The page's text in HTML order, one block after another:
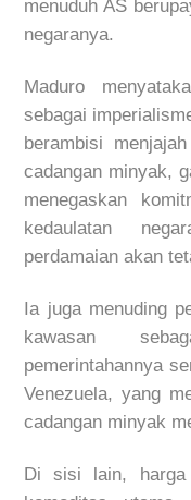
menuduh AS
negaranya.
Maduro
sebagai
berambisi
menjajah
cadangan minyak,
menegaskan
kedaulatan
perdamaian akan
Ia juga menuding
kawasan
pemerintahannya
Venezuela, yang
cadangan minyak
Disisi lain, harga